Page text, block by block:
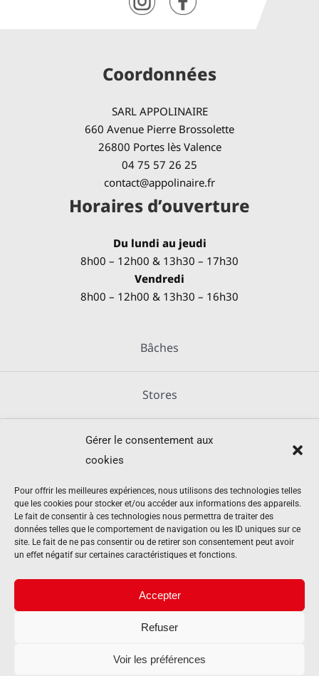
Gérer le consentement aux
cookies
Pour offrir les meilleures expériences, nous utilisons des technologies telles
que les cookies pour stocker et/ou accéder aux informations des appareils.
Le fait de consentir à ces technologies nous permettra de traiter des
données telles que le comportement de navigation ou les ID uniques sur ce
site. Le fait de ne pas consentir ou de retirer son consentement peut avoir
un effet négatif sur certaines caractéristiques et fonctions.
Accepter
Refuser
Voir les préférences
Coordonnées
SARL APPOLINAIRE
660 Avenue Pierre Brossolette
26800 Portes lès Valence
04 75 57 26 25
contact@appolinaire.fr
Horaires d’ouverture
Du lundi au jeudi
8h00 – 12h00 & 13h30 – 17h30
Vendredi
8h00 – 12h00 & 13h30 – 16h30
Bâches
Stores
Métallerie
Équipements agricoles
Mentions légales
Politique de cookies (UE)
Contact